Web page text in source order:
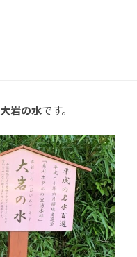
大岩の水です。